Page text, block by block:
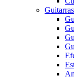
Guitarras